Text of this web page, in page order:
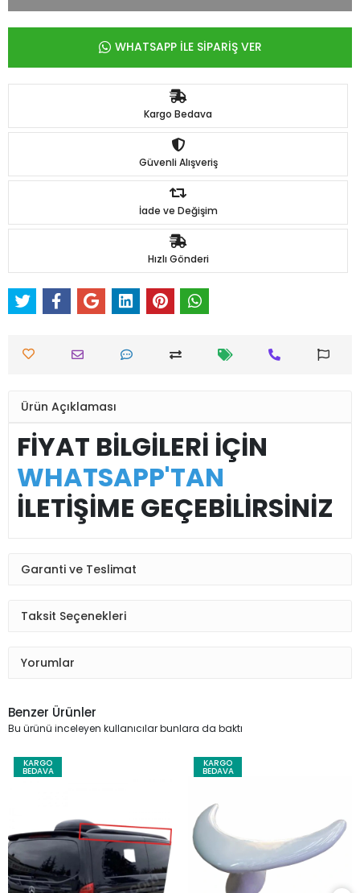
WHATSAPP İLE SİPARİŞ VER
Kargo Bedava
Güvenli Alışveriş
İade ve Değişim
Hızlı Gönderi
Ürün Açıklaması
FİYAT BİLGİLERİ İÇİN
WHATSAPP'TAN
İLETİŞİME GEÇEBİLİRSİNİZ
Garanti ve Teslimat
Taksit Seçenekleri
Yorumlar
Benzer Ürünler
Bu ürünü inceleyen kullanıcılar bunlara da baktı
KARGO
BEDAVA
KARGO
BEDAVA